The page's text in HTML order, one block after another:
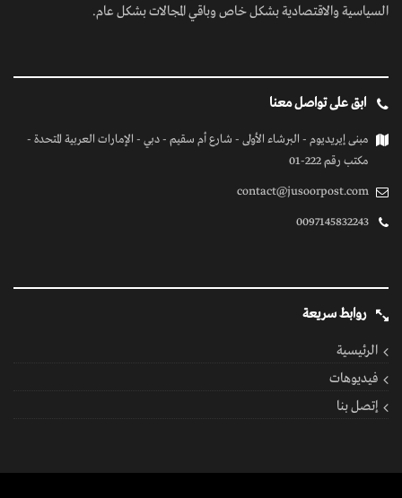
السياسية والاقتصادية بشكل خاص وباقي المجالات بشكل عام.
ابق على تواصل معنا
مبنى إيريديوم - البرشاء الأولى - شارع أم سقيم - دبي - الإمارات العربية المتحدة -
مكتب رقم 222-01
contact@jusoorpost.com
0097145832243
روابط سريعة
الرئيسية
فيديوهات
إتصل بنا